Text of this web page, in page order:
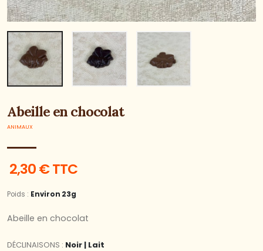
Abeille en chocolat
ANIMAUX
2,30 € TTC
Poids : Environ 23g
Abeille en chocolat
DÉCLINAISONS : Noir | Lait